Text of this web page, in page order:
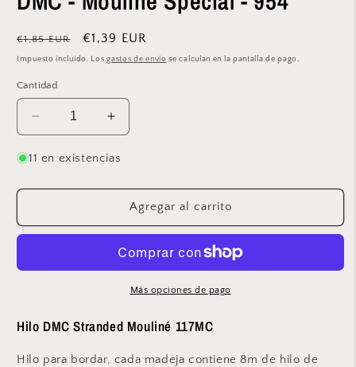
modal
Precio
habitual
€1,85 EUR
Precio
de
€1,39 EUR
Impuesto incluido. Losgastos de envío se calculan en la pantalla de pago.
Cantidad
Reducir
cantidad
para
-
Spécial
Aumentar
cantidad
para
-
Mouliné
Spécial
954
11 en existencias
Agregar al carrito
Más opciones de pago
Hilo DMC Stranded Mouliné 117MC
Hilo para bordar, cada madeja contiene 8m de hilo de